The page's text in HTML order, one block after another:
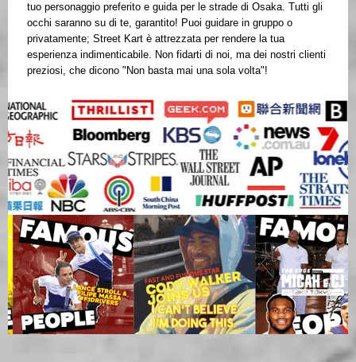
tuo personaggio preferito e guida per le strade di Osaka. Tutti gli
occhi saranno su di te, garantito! Puoi guidare in gruppo o
privatamente; Street Kart è attrezzata per rendere la tua
esperienza indimenticabile. Non fidarti di noi, ma dei nostri clienti
preziosi, che dicono "Non basta mai una sola volta"!